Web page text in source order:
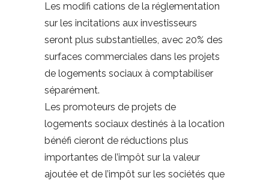
Les modifi cations de la réglementation
sur les incitations aux investisseurs
seront plus substantielles, avec 20% des
surfaces commerciales dans les projets
de logements sociaux à comptabiliser
séparément.
Les promoteurs de projets de
logements sociaux destinés à la location
bénéfi cieront de réductions plus
importantes de l’impôt sur la valeur
ajoutée et de l’impôt sur les sociétés que